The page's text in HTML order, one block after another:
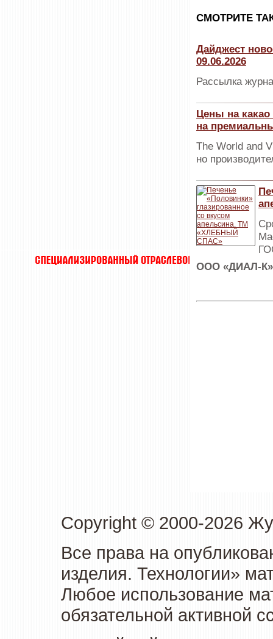
CМОТРИТЕ
Дайджест
09.06.2026
Рассылка
Цены на
на
The World and
но
ООО «ДИАЛ-К»
Copyright © 2000-2026
Все права на
изделия. Технологии»
Любое использование
обязательной активной